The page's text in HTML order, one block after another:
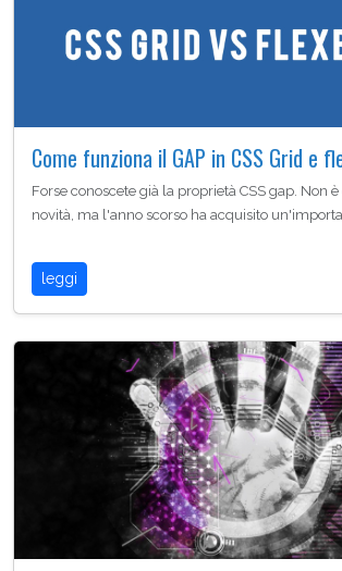
Come funziona il GAP in CSS Grid e
Forse conoscete già la proprietà CSS gap. Non
novità, ma l'anno scorso ha acquisito
leggi